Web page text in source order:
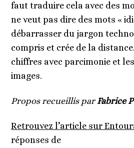
faut traduire cela avec des
ne veut pas dire des mots «
débarrasser du jargon techno
compris et crée de la
chiffres avec parcimonie et
images.
Propos recueillis par Fabrice
Retrouvez l’article sur
réponses de